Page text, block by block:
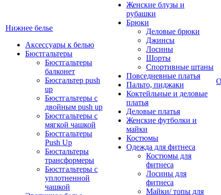
Нижнее белье
Аксессуары к белью
Бюстгальтеры
Бюстгальтеры
балконет
Бюсгальтер push
up
Бюстгальтеры с
двойным push up
Бюстгальтеры с
мягкой чашкой
Бюстгальтеры
Push Up
Бюстальтеры
трансформеры
Бюстгальтеры с
уплотненной
чашкой
Женские блузы и
рубашки
Брюки
Деловые брюки
Джинсы
Лосины
Шорты
Спортивные штаны
Повседневные платья
Пальто, пиджаки
Коктейльные и деловые
платья
Деловые платья
Женские футболки и
майки
Костюмы
Одежда для фитнеса
Костюмы для
фитнеса
Лосины для
фитнеса
Майки/ топы для